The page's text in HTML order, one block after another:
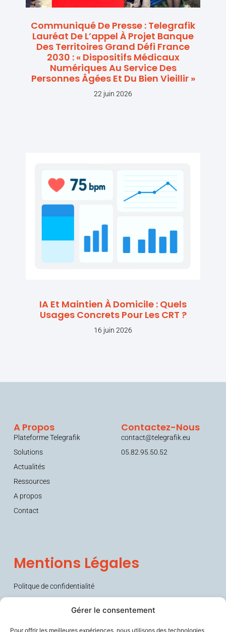
Gérer le consentement
Pour offrir les meilleures expériences, nous utilisons des technologies
Communiqué De Presse : Telegrafik
Lauréat De L’appel À Projet Banque
Des Territoires Grand Défi France
2030 : « Dispositifs Médicaux
Numériques Au Service Des
Personnes Âgées Et Du Bien Vieillir »
22 juin 2026
IA Et Maintien À Domicile : Quels
Usages Concrets Pour Les CRT ?
16 juin 2026
A Propos
Plateforme Telegrafik
Solutions
Actualités
Ressources
A propos
Contact
Contactez-Nous
contact@telegrafik.eu
05.82.95.50.52
Mentions Légales
Politque de confidentialité